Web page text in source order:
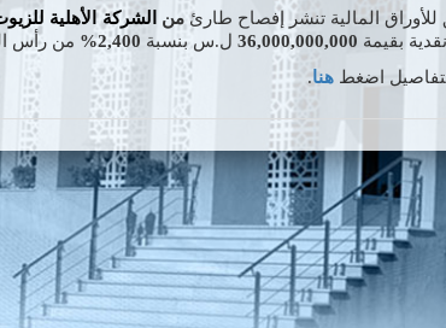
المالية تنشر إفصاح طارئ من لشركة الأهلية
نقدية بقيمة 36,000,000,000ل.س بنسبة 2,400%
من رأس
اضغط هنا.